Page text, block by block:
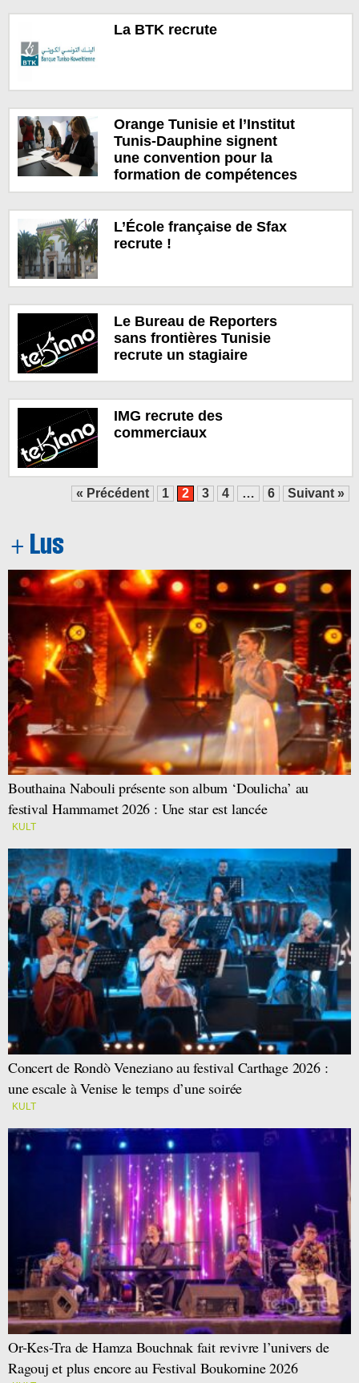
La BTK recrute
Orange Tunisie et l’Institut
Tunis-Dauphine signent
une convention pour la
formation de compétences
L’École française de Sfax
recrute !
Le Bureau de Reporters
sans frontières Tunisie
recrute un stagiaire
IMG recrute des
commerciaux
« Précédent 1 2 3 4 … 6 Suivant »
Bouthaina Nabouli présente son album ‘Doulicha’ au
festival Hammamet 2026 : Une star est lancée
KULT
Concert de Rondò Veneziano au festival Carthage 2026 :
une escale à Venise le temps d’une soirée
KULT
Or-Kes-Tra de Hamza Bouchnak fait revivre l’univers de
Ragouj et plus encore au Festival Boukornine 2026